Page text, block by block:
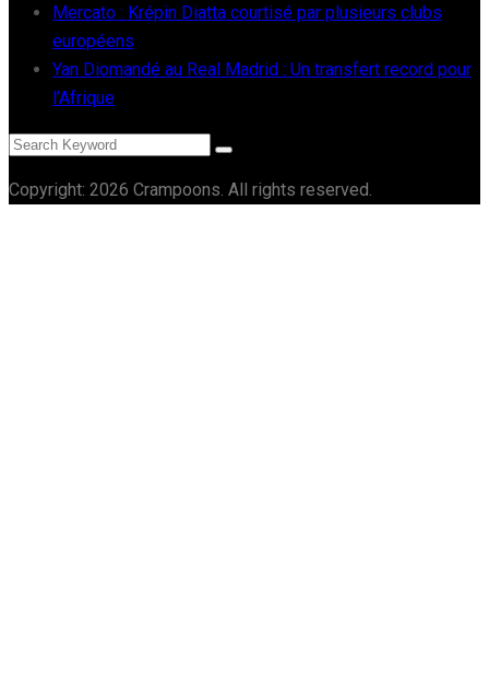
Mercato : Krépin Diatta courtisé par plusieurs clubs
européens
Yan Diomandé au Real Madrid : Un transfert record pour
l’Afrique
Copyright: 2026 Crampoons. All rights reserved.